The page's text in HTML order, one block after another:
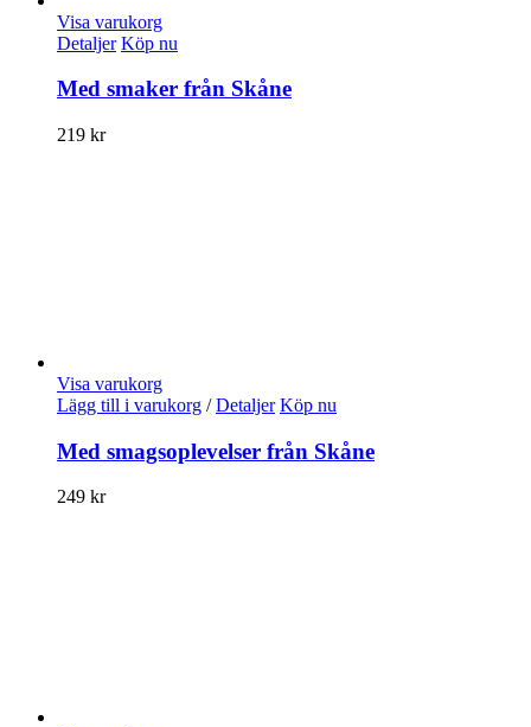
Visa varukorg
Detaljer Köp nu
Med smaker från Skåne
219 kr
Visa varukorg
Lägg till i varukorg / Detaljer Köp nu
Med smagsoplevelser från Skåne
249 kr